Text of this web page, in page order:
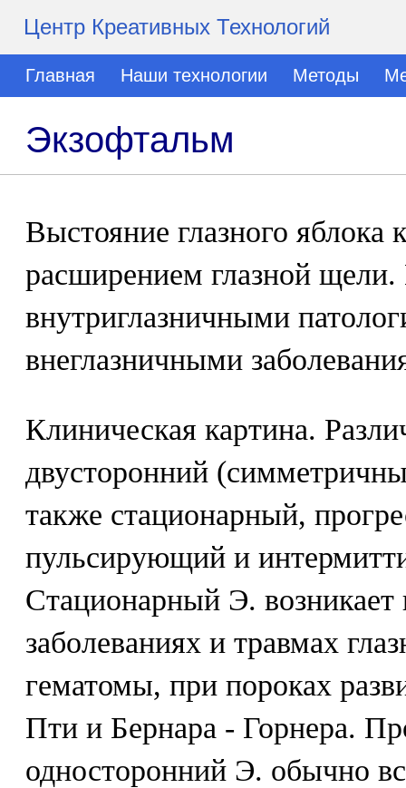
Центр Креативных Технологий
Главная Наши технологии Методы
Экзофтальм
Выстояние глазного яблока
расширением глазной
внутриглазничными
внеглазничными
Клиническая картина.
двусторонний
также стационарный,
пульсирующий и
Стационарный Э.
заболеваниях и травмах
гематомы, при пороках
Пти и Бернара - Горнера.
односторонний Э. обычно